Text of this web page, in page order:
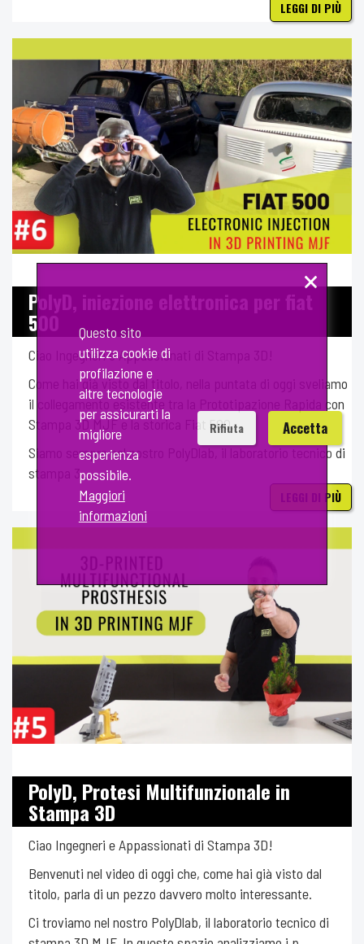
LEGGI DI PIÙ
PolyD, iniezione elettronica per fiat
500
Ciao Ingegneri e Appassionati di Stampa 3D!
Come hai già visto dal titolo, nella puntata di oggi sveliamo
il collegamento esistente tra la Prototipazione Rapida con
Stampa 3D MJF e la storica Fiat 500.
Siamo sempre nel nostro PolyDlab, il laboratorio tecnico di
stampa 3...
LEGGI DI PIÙ
PolyD, Protesi Multifunzionale in
Stampa 3D
Ciao Ingegneri e Appassionati di Stampa 3D!
Benvenuti nel video di oggi che, come hai già visto dal
titolo, parla di un pezzo davvero molto interessante.
Ci troviamo nel nostro PolyDlab, il laboratorio tecnico di
Questo sito
utilizza cookie di
profilazione e
altre tecnologie
per assicurarti la
migliore
esperienza
possibile.
Maggiori
informazioni
Rifiuta Accetta
×